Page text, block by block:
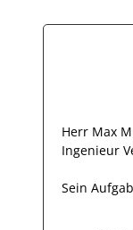
Herr Max
Ingenieur
Sein